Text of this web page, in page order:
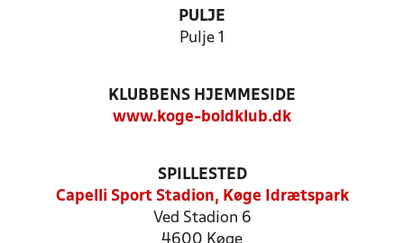
PULJE
Pulje 1
KLUBBENS HJEMMESIDE
www.koge-boldklub.dk
SPILLESTED
Capelli Sport Stadion, Køge Idrætspark
Ved Stadion 6
4600 Køge